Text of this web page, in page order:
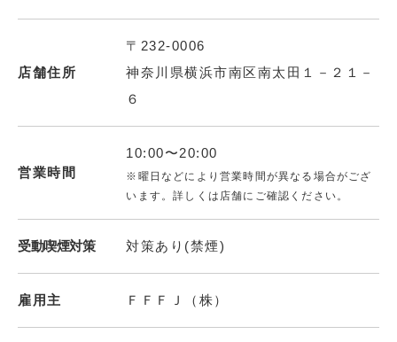
店舗住所
〒232-0006
神奈川県横浜市南区南太田１－２１－
６
営業時間
10:00〜20:00
※曜日などにより営業時間が異なる場合がござ
います。詳しくは店舗にご確認ください。
受動喫煙対策 対策あり(禁煙)
雇用主 ＦＦＦＪ（株）